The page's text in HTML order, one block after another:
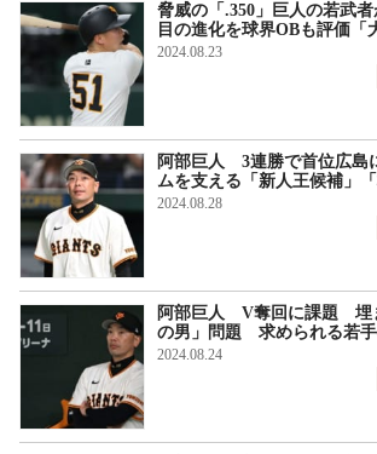
脅威の「.350」巨人の若武
目の進化を球界OBも評価「
2024.08.23
阿部巨人 3連勝で首位広島
ムを支える「新人王候補」「
2024.08.28
阿部巨人 V奪回に課題 埋
の男」問題 求められる若
2024.08.24